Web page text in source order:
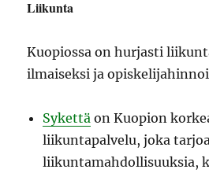
Liikunta
Kuopiossa on hurjasti
ilmaiseksi ja
Sykettä on Kuopion
liikuntapalvelu, joka
liikuntamahdollisuuksia,